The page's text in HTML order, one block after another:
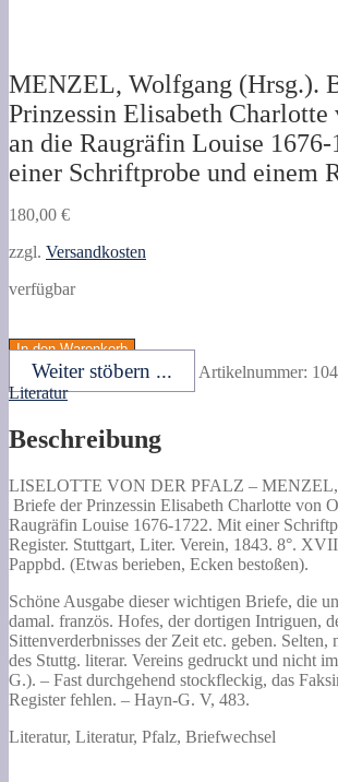
MENZEL, Wolfgang (Hrsg.).
Prinzessin Elisabeth Charlotte
an die Raugräfin Louise
einer Schriftprobe und einem
180,00 €
zzgl. Versandkosten
verfügbar
Wolfgang
(Hrsg.).
Briefe
der
Elisabeth
von
Orleans
an
die
Raugräfin
1676-
1722.
Mit
einer
Schriftprobe
und
Register.
In den Warenkorb
Weiter stöbern ... Artikelnummer:
Literatur
Beschreibung
LISELOTTE VON DER PFALZ – MENZEL,
Briefe der Prinzessin Elisabeth Charlotte von
Raugräfin Louise 1676-1722. Mit einer
Register. Stuttgart, Liter. Verein, 1843. 8°.
Pappbd. (Etwas berieben, Ecken bestoßen).
Schöne Ausgabe dieser wichtigen Briefe, die
damal. französ. Hofes, der dortigen Intriguen,
Sittenverderbnisses der Zeit etc. geben.
des Stuttg. literar. Vereins gedruckt und nicht
G.). – Fast durchgehend stockfleckig, das
Register fehlen. – Hayn-G. V, 483.
Literatur, Literatur, Pfalz, Briefwechsel